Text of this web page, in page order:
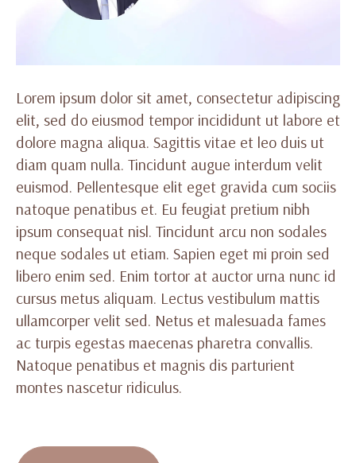
Lorem ipsum dolor sit amet, consectetur adipiscing
elit, sed do eiusmod tempor incididunt ut labore et
dolore magna aliqua. Sagittis vitae et leo duis ut
diam quam nulla. Tincidunt augue interdum velit
euismod. Pellentesque elit eget gravida cum sociis
natoque penatibus et. Eu feugiat pretium nibh
ipsum consequat nisl. Tincidunt arcu non sodales
neque sodales ut etiam. Sapien eget mi proin sed
libero enim sed. Enim tortor at auctor urna nunc id
cursus metus aliquam. Lectus vestibulum mattis
ullamcorper velit sed. Netus et malesuada fames
ac turpis egestas maecenas pharetra convallis.
Natoque penatibus et magnis dis parturient
montes nascetur ridiculus.